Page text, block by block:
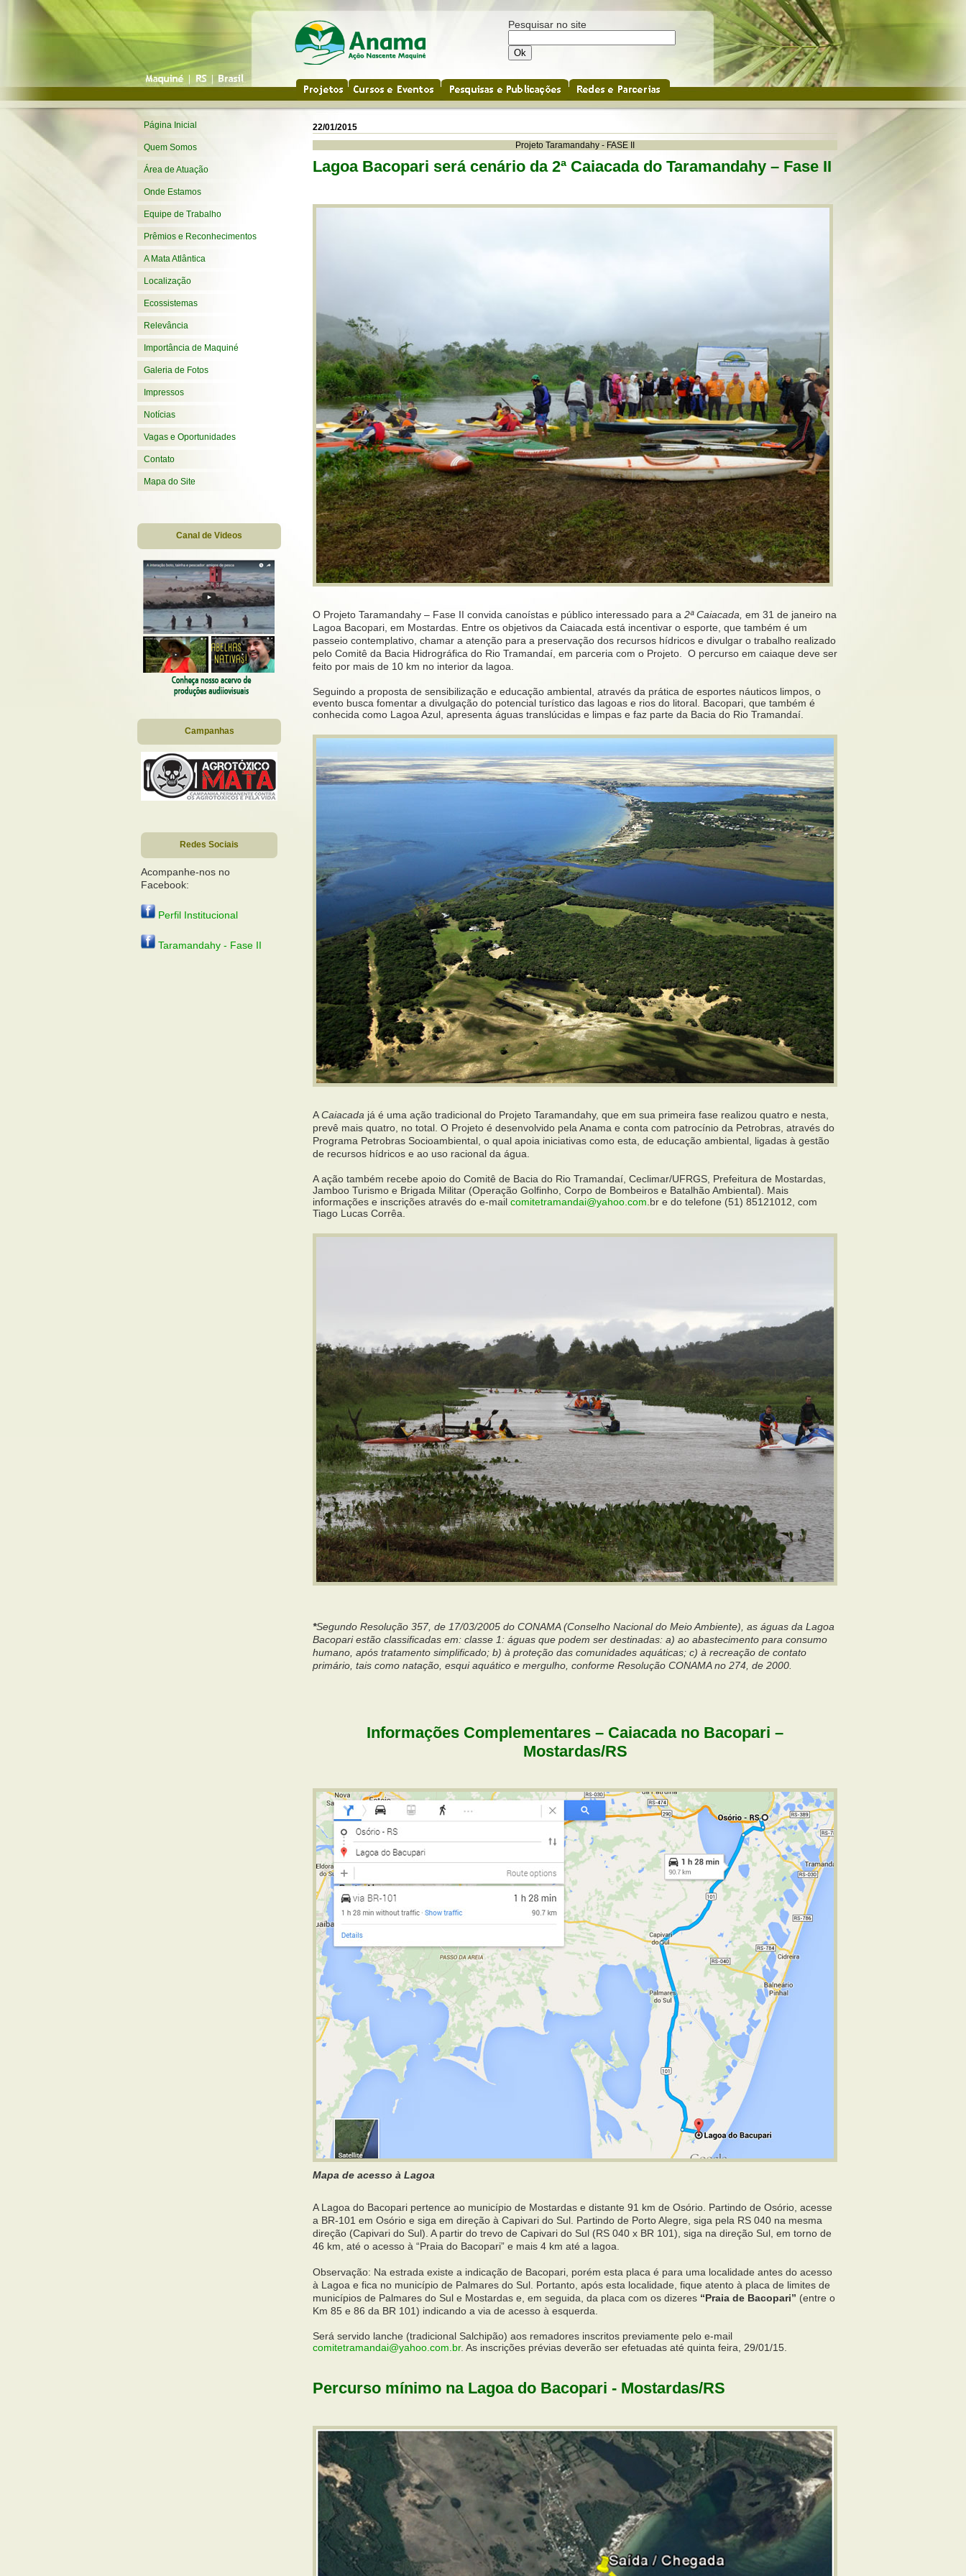
Pesquisar no site
Página Inicial
Quem Somos
Área de Atuação
Onde Estamos
Equipe de Trabalho
Prêmios e Reconhecimentos
A Mata Atlântica
Localização
Ecossistemas
Relevância
Importância de Maquiné
Galeria de Fotos
Impressos
Notícias
Vagas e Oportunidades
Contato
Mapa do Site
Canal de Videos
Campanhas
Redes Sociais
Acompanhe-nos no
Facebook:
Perfil Institucional
Taramandahy - Fase II
22/01/2015
Projeto Taramandahy - FASE II
Lagoa Bacopari será cenário da 2ª Caiacada do Taramandahy – Fase II
O Projeto Taramandahy – Fase II convida canoístas e público interessado para a 2ª Caiacada, em 31 de janeiro na
Lagoa Bacopari, em Mostardas. Entre os objetivos da Caiacada está incentivar o esporte, que também é um
passeio contemplativo, chamar a atenção para a preservação dos recursos hídricos e divulgar o trabalho realizado
pelo Comitê da Bacia Hidrográfica do Rio Tramandaí, em parceria com o Projeto. O percurso em caiaque deve ser
feito por mais de 10 km no interior da lagoa.
Seguindo a proposta de sensibilização e educação ambiental, através da prática de esportes náuticos limpos, o
evento busca fomentar a divulgação do potencial turístico das lagoas e rios do litoral. Bacopari, que também é
conhecida como Lagoa Azul, apresenta águas translúcidas e limpas e faz parte da Bacia do Rio Tramandaí.
ACaiacada já é uma ação tradicional do Projeto Taramandahy, que em sua primeira fase realizou quatro e nesta,
prevê mais quatro, no total. O Projeto é desenvolvido pela Anama e conta com patrocínio da Petrobras, através do
Programa Petrobras Socioambiental, o qual apoia iniciativas como esta, de educação ambiental, ligadas à gestão
de recursos hídricos e ao uso racional da água.
A ação também recebe apoio do Comitê de Bacia do Rio Tramandaí, Ceclimar/UFRGS, Prefeitura de Mostardas,
Jamboo Turismo e Brigada Militar (Operação Golfinho, Corpo de Bombeiros e Batalhão Ambiental). Mais
informações e inscrições através do e-mail comitetramandai@yahoo.com .br e do telefone (51) 85121012, com
Tiago Lucas Corrêa.
*Segundo Resolução 357, de 17/03/2005 do CONAMA (Conselho Nacional do Meio Ambiente), as águas da Lagoa
Bacopari estão classificadas em: classe 1: águas que podem ser destinadas: a) ao abastecimento para consumo
humano, após tratamento simplificado; b) à proteção das comunidades aquáticas; c) à recreação de contato
primário, tais como natação, esqui aquático e mergulho, conforme Resolução CONAMA no 274, de 2000.
Informações Complementares – Caiacada no Bacopari –
Mostardas/RS
Mapa de acesso à Lagoa
A Lagoa do Bacopari pertence ao município de Mostardas e distante 91 km de Osório. Partindo de Osório, acesse
a BR-101 em Osório e siga em direção à Capivari do Sul. Partindo de Porto Alegre, siga pela RS 040 na mesma
direção (Capivari do Sul). A partir do trevo de Capivari do Sul (RS 040 x BR 101), siga na direção Sul, em torno de
46 km, até o acesso à “Praia do Bacopari” e mais 4 km até a lagoa.
Observação: Na estrada existe a indicação de Bacopari, porém esta placa é para uma localidade antes do acesso
à Lagoa e fica no município de Palmares do Sul. Portanto, após esta localidade, fique atento à placa de limites de
municípios de Palmares do Sul e Mostardas e, em seguida, da placa com os dizeres “Praia de Bacopari” (entre o
Km 85 e 86 da BR 101) indicando a via de acesso à esquerda.
Será servido lanche (tradicional Salchipão) aos remadores inscritos previamente pelo e-mail
comitetramandai@yahoo.com.br. As inscrições prévias deverão ser efetuadas até quinta feira, 29/01/15.
Percurso mínimo na Lagoa do Bacopari - Mostardas/RS